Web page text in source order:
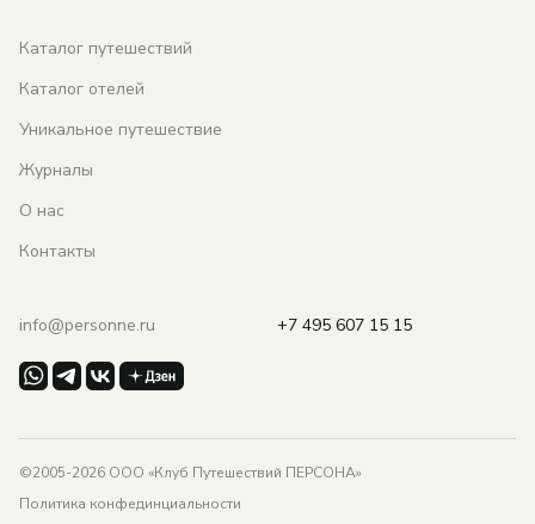
Каталог путешествий
Каталог отелей
Уникальное путешествие
Журналы
О нас
Контакты
info@personne.ru +7 495 607 15 15
©2005-2026 ООО «Клуб Путешествий ПЕРСОНА»
Политика конфединциальности